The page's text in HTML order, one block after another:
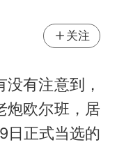
关注
有注意到，
炮欧尔班，居
日正式当选的